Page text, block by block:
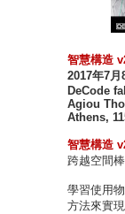
智慧構造
2017年7月
DeCode
Agiou
Athens,
智慧構造
跨越空間棒
學習使用
方法來實